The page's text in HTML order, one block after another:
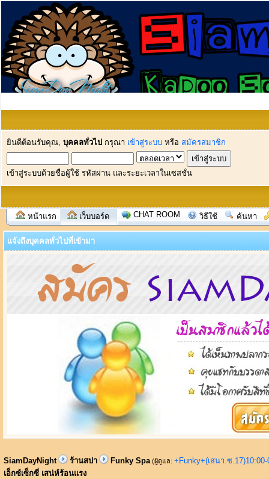
ยินดีต้อนรับคุณ, บุคคลทั่วไป กรุณา เข้าสู่ระบบ หรือ สมัครสมาชิก
เข้าสู่ระบบด้วยชื่อผู้ใช้ รหัสผ่าน และระยะเวลาในเซสชั่น
หน้าแรก เว็บบอร์ด CHAT ROOM วิธีใช้ ค้นหา
แจ้งถึงบุคคลทั่วไปที่เข้ามา
SiamDayNight ร้านสปา Funky Spa (ผู้ดูแล: +Funky+(เสนา.ซ
เอ็กซ์เซ็กซี่ เสน่ห์ร้อนแรง